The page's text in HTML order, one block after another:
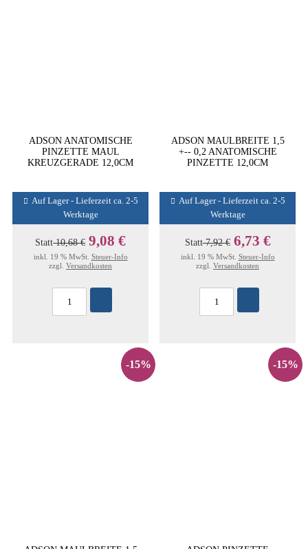
ADSON ANATOMISCHE
PINZETTE MAUL
KREUZGERADE 12,0CM
Auf Lager - Lieferzeit ca. 2-5
Werktage
Statt10,68 € 9,08 €
inkl. 19 % MwSt. Steuer-Info
zzgl. Versandkosten
ADSON MAULBREITE 1,5
+-- 0,2 ANATOMISCHE
PINZETTE 12,0CM
Auf Lager - Lieferzeit ca. 2-5
Werktage
Statt7,92 € 6,73 €
inkl. 19 % MwSt. Steuer-Info
zzgl. Versandkosten
-15% -15%